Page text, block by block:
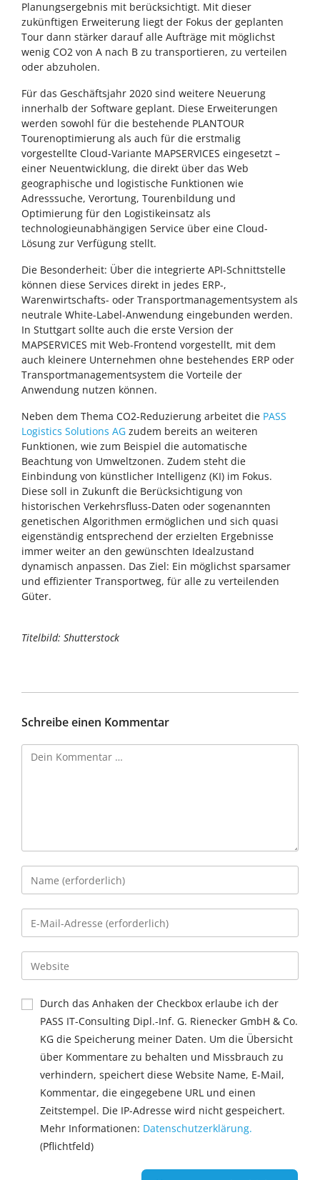
Planungsergebnis mit berücksichtigt. Mit dieser
zukünftigen Erweiterung liegt der Fokus der geplanten
Tour dann stärker darauf alle Aufträge mit möglichst
wenig CO2 von A nach B zu transportieren, zu verteilen
oder abzuholen.
Für das Geschäftsjahr 2020 sind weitere Neuerung
innerhalb der Software geplant. Diese Erweiterungen
werden sowohl für die bestehende PLANTOUR
Tourenoptimierung als auch für die erstmalig
vorgestellte Cloud-Variante MAPSERVICES eingesetzt –
einer Neuentwicklung, die direkt über das Web
geographische und logistische Funktionen wie
Adresssuche, Verortung, Tourenbildung und
Optimierung für den Logistikeinsatz als
technologieunabhängigen Service über eine Cloud-
Lösung zur Verfügung stellt.
Die Besonderheit: Über die integrierte API-Schnittstelle
können diese Services direkt in jedes ERP-,
Warenwirtschafts- oder Transportmanagementsystem als
neutrale White-Label-Anwendung eingebunden werden.
In Stuttgart sollte auch die erste Version der
MAPSERVICES mit Web-Frontend vorgestellt, mit dem
auch kleinere Unternehmen ohne bestehendes ERP oder
Transportmanagementsystem die Vorteile der
Anwendung nutzen können.
Neben dem Thema CO2-Reduzierung arbeitet die PASS
Logistics Solutions AG zudem bereits an weiteren
Funktionen, wie zum Beispiel die automatische
Beachtung von Umweltzonen. Zudem steht die
Einbindung von künstlicher Intelligenz (KI) im Fokus.
Diese soll in Zukunft die Berücksichtigung von
historischen Verkehrsfluss-Daten oder sogenannten
genetischen Algorithmen ermöglichen und sich quasi
eigenständig entsprechend der erzielten Ergebnisse
immer weiter an den gewünschten Idealzustand
dynamisch anpassen. Das Ziel: Ein möglichst sparsamer
und effizienter Transportweg, für alle zu verteilenden
Güter.
Titelbild: Shutterstock
Schreibe einen Kommentar
Durch das Anhaken der Checkbox erlaube ich der
PASS IT-Consulting Dipl.-Inf. G. Rienecker GmbH & Co.
KG die Speicherung meiner Daten. Um die Übersicht
über Kommentare zu behalten und Missbrauch zu
verhindern, speichert diese Website Name, E-Mail,
Kommentar, die eingegebene URL und einen
Zeitstempel. Die IP-Adresse wird nicht gespeichert.
Mehr Informationen: Datenschutzerklärung.
(Pflichtfeld)